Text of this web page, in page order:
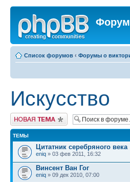
Форум
Список форумов ‹ Форумы о
Искусство
Новая тема
ТЕМЫ
Цитатник серебряного века
eniq » 03 фев 2011, 16:32
Винсент Ван Гог
eniq » 09 дек 2010, 07:00